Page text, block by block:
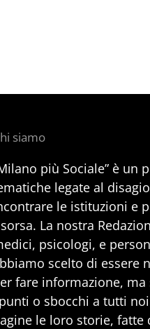
siamo
più Sociale” è un
legate al
le istituzioni e
La nostra
psicologi, e
scelto di essere
fare informazione,
o sbocchi a tutti
le loro storie,